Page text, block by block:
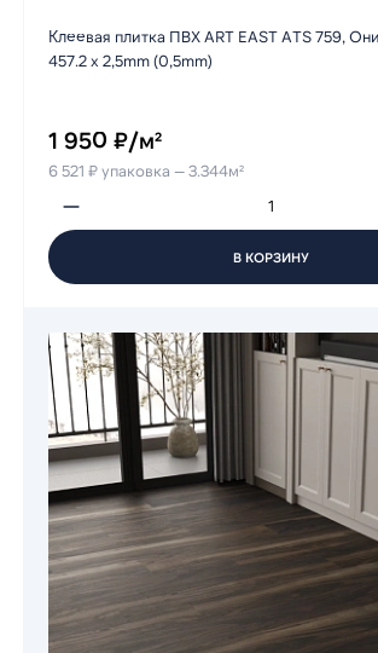
Клеевая плитка ПВХ ART EAST ATS 759,
457.2 х 2,5mm (0,5mm)
1 950 ₽/м²
6 521 ₽ упаковка — 3.344м²
В КОРЗИНУ